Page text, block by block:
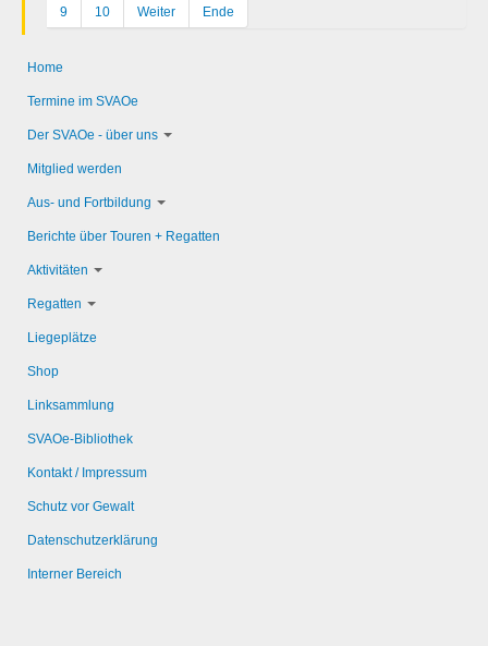
9 10 Weiter Ende
Home
Termine im SVAOe
Der SVAOe - über uns
Mitglied werden
Aus- und Fortbildung
Berichte über Touren + Regatten
Aktivitäten
Regatten
Liegeplätze
Shop
Linksammlung
SVAOe-Bibliothek
Kontakt / Impressum
Schutz vor Gewalt
Datenschutzerklärung
Interner Bereich